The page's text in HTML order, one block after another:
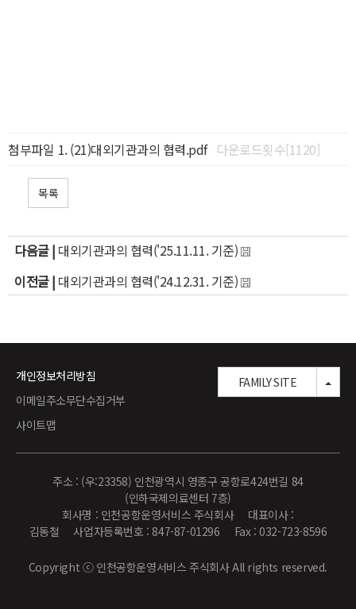
첨부파일 (21)대외기관과의 협력.pdf 다운로드횟수[1120]
목록
다음글 | 대외기관과의 협력('25.11.11. 기준)
이전글 | 대외기관과의 협력('24.12.31. 기준)
개인정보처리방침
이메일주소무단수집거부
사이트맵
주소 : (우:23358) 인천광역시 영종구 공항로424번길 84
(인하국제의료센터 7층)
회사명 : 인천공항운영서비스 주식회사 대표이사 :
김동철 사업자등록번호 : 847-87-01296 Fax : 032-723-8596
Copyright ⓒ 인천공항운영서비스 주식회사 All rights reserved.
FAMILY SITE